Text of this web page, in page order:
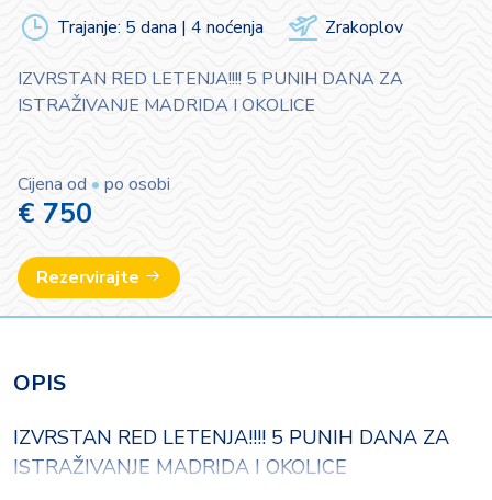
Trajanje: 5 dana | 4 noćenja Zrakoplov
IZVRSTAN RED LETENJA!!!! 5 PUNIH DANA ZA
ISTRAŽIVANJE MADRIDA I OKOLICE
Cijena od • po osobi
€ 750
Rezervirajte
OPIS
IZVRSTAN RED LETENJA!!!! 5 PUNIH DANA ZA
ISTRAŽIVANJE MADRIDA I OKOLICE